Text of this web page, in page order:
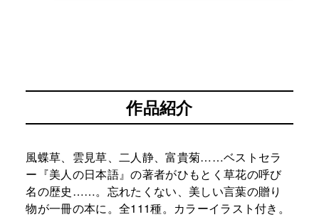
作品紹介
風蝶草、雲見草、二人静、富貴菊……ベストセラ
ー『美人の日本語』の著者がひもとく草花の呼び
名の歴史……。忘れたくない、美しい言葉の贈り
物が一冊の本に。全111種。カラーイラスト付き。